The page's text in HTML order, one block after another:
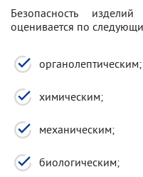
Безопасность
оценивается по
органолептическим;
химическим;
механическим;
биологическим;